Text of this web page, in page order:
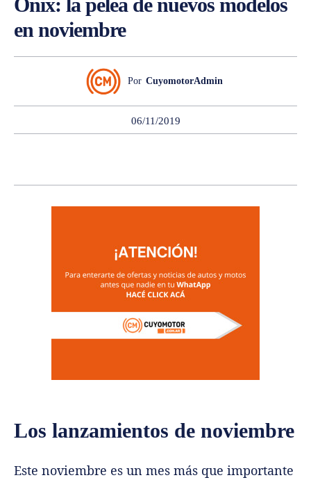
en noviembre
Por CuyomotorAdmin
06/11/2019
Los lanzamientos de noviembre
Este noviembre es un mes más que importante